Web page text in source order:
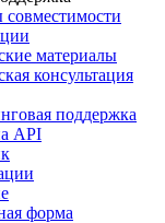
материалы
консультация
поддержка
API
форма